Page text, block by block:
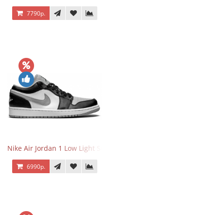
7790р.
Nike Air Jordan 1 Low Light Smoke Grey
6990р.